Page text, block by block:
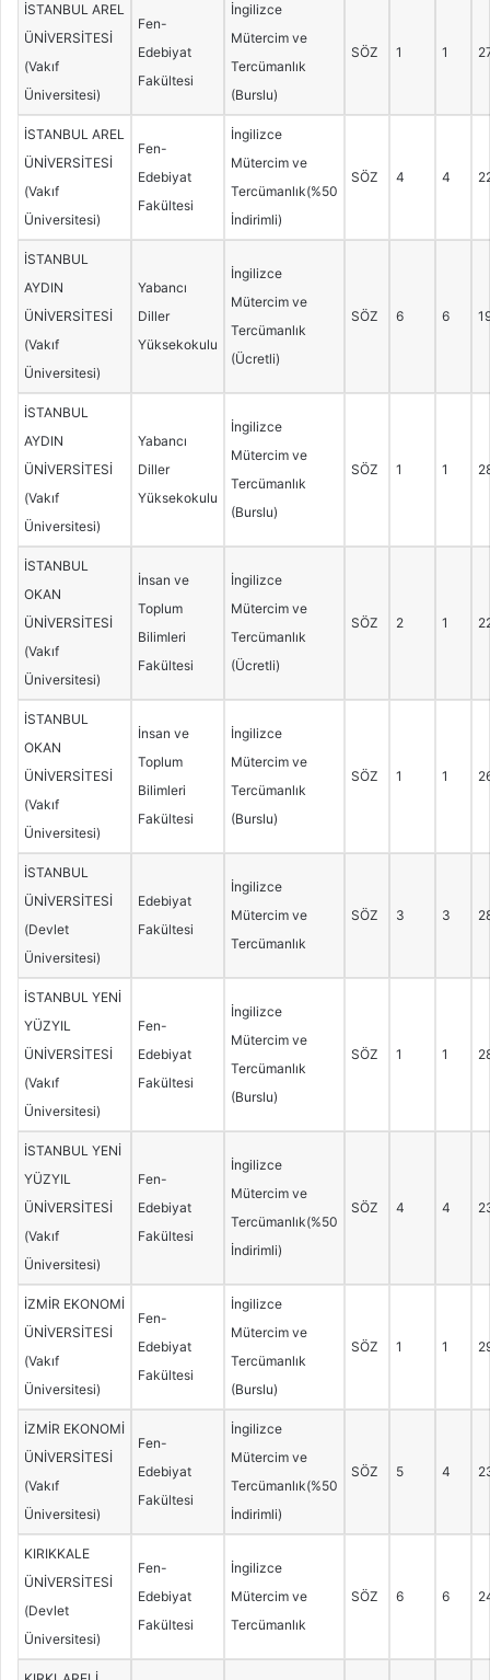
İSTANBUL AREL
ÜNİVERSİTESİ
(Vakıf
Üniversitesi)
Fen-
Edebiyat
Fakültesi
İngilizce
Mütercim ve
Tercümanlık
(Burslu)
SÖZ 1 1
İSTANBUL AREL
ÜNİVERSİTESİ
(Vakıf
Üniversitesi)
Fen-
Edebiyat
Fakültesi
İngilizce
Mütercim ve
Tercümanlık(%50
İndirimli)
SÖZ 4 4
İSTANBUL
AYDIN
ÜNİVERSİTESİ
(Vakıf
Üniversitesi)
Yabancı
Diller
Yüksekokulu
İngilizce
Mütercim ve
Tercümanlık
(Ücretli)
SÖZ 6 6
İSTANBUL
AYDIN
ÜNİVERSİTESİ
(Vakıf
Üniversitesi)
Yabancı
Diller
Yüksekokulu
İngilizce
Mütercim ve
Tercümanlık
(Burslu)
SÖZ 1 1
İSTANBUL
OKAN
ÜNİVERSİTESİ
(Vakıf
Üniversitesi)
İnsan ve
Toplum
Bilimleri
Fakültesi
İngilizce
Mütercim ve
Tercümanlık
(Ücretli)
SÖZ 2 1
İSTANBUL
OKAN
ÜNİVERSİTESİ
(Vakıf
Üniversitesi)
İnsan ve
Toplum
Bilimleri
Fakültesi
İngilizce
Mütercim ve
Tercümanlık
(Burslu)
SÖZ 1 1
İSTANBUL
ÜNİVERSİTESİ
(Devlet
Üniversitesi)
Edebiyat
Fakültesi
İngilizce
Mütercim ve
Tercümanlık
SÖZ 3 3
İSTANBUL YENİ
YÜZYIL
ÜNİVERSİTESİ
(Vakıf
Üniversitesi)
Fen-
Edebiyat
Fakültesi
İngilizce
Mütercim ve
Tercümanlık
(Burslu)
SÖZ 1 1
İSTANBUL YENİ
YÜZYIL
ÜNİVERSİTESİ
(Vakıf
Üniversitesi)
Fen-
Edebiyat
Fakültesi
İngilizce
Mütercim ve
Tercümanlık(%50
İndirimli)
SÖZ 4 4
İZMİR EKONOMİ
ÜNİVERSİTESİ
(Vakıf
Üniversitesi)
Fen-
Edebiyat
Fakültesi
İngilizce
Mütercim ve
Tercümanlık
(Burslu)
SÖZ 1 1
İZMİR EKONOMİ
ÜNİVERSİTESİ
(Vakıf
Üniversitesi)
Fen-
Edebiyat
Fakültesi
İngilizce
Mütercim ve
Tercümanlık(%50
İndirimli)
SÖZ 5 4
KIRIKKALE
ÜNİVERSİTESİ
(Devlet
Üniversitesi)
Fen-
Edebiyat
Fakültesi
İngilizce
Mütercim ve
Tercümanlık
SÖZ 6 6